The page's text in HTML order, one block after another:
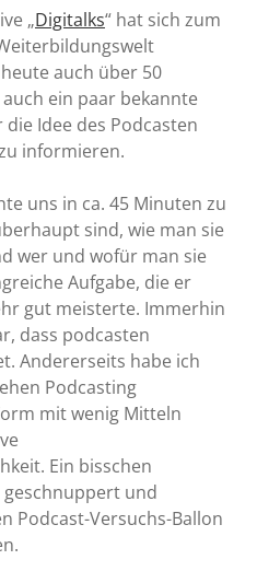
„Digitalks“ hat sich zum
auch über 50
ein paar bekannte
Idee des Podcasten
informieren.
uns in ca. 45 Minuten zu
sind, wie man sie
wer und wofür man sie
Aufgabe, die er
gut meisterte. Immerhin
dass podcasten
Andererseits habe ich
Podcasting
mit wenig Mitteln
Ein bisschen
und
Podcast-Versuchs-Ballon